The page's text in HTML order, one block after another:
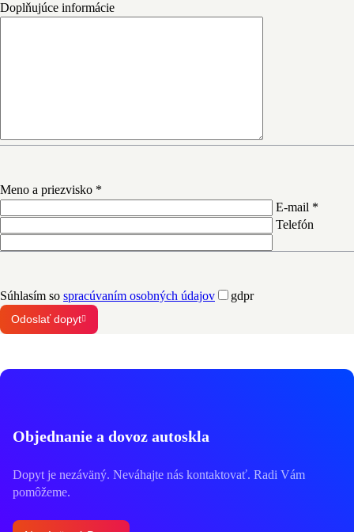
Doplňujúce informácie
Meno a priezvisko *
E-mail *
Telefón
Súhlasím so spracúvaním osobných údajov gdpr
Odoslať dopyt
Objednanie a dovoz autoskla
Dopyt je nezáväný. Neváhajte nás kontaktovať. Radi Vám
pomôžeme.